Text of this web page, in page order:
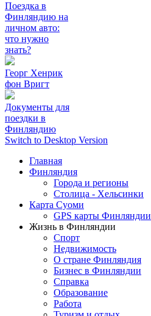
Поездка в
Финляндию на
личном авто:
что нужно
знать?
Георг Хенрик
фон Вригт
Документы для
поездки в
Финляндию
Switch to Desktop Version
Главная
Финляндия
Города и регионы
Столица - Хельсинки
Карта Суоми
GPS карты Финляндии
Жизнь в Финляндии
Спорт
Недвижимость
О стране Финляндия
Бизнес в Финляндии
Справка
Образование
Работа